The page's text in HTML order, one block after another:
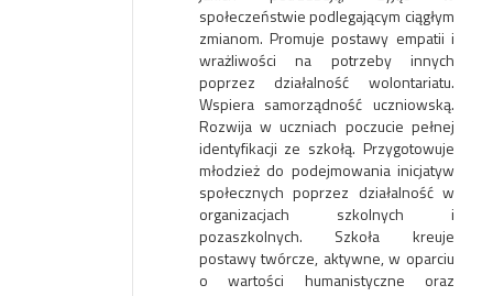
społeczeństwie podlegającym ciągłym
zmianom. Promuje postawy empatii i
wrażliwości na potrzeby innych
poprzez działalność wolontariatu.
Wspiera samorządność uczniowską.
Rozwija w uczniach poczucie pełnej
identyfikacji ze szkołą. Przygotowuje
młodzież do podejmowania inicjatyw
społecznych poprzez działalność w
organizacjach szkolnych i
pozaszkolnych. Szkoła kreuje
postawy twórcze, aktywne, w oparciu
o wartości humanistyczne oraz